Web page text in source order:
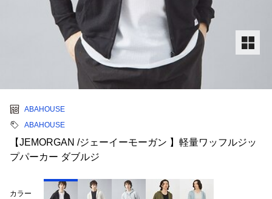
ABAHOUSE
ABAHOUSE
【JEMORGAN /ジェーイーモーガン 】軽量ワッフルジッ
プパーカー ダブルジ
カラー